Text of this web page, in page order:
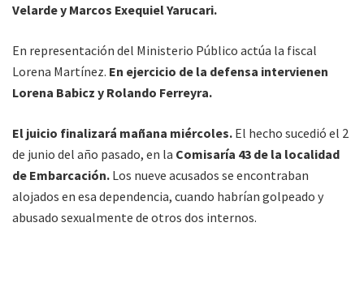
Velarde y Marcos Exequiel Yarucari.
En representación del Ministerio Público actúa la fiscal
Lorena Martínez. En ejercicio de la defensa intervienen
Lorena Babicz y Rolando Ferreyra.
El juicio finalizará mañana miércoles. El hecho sucedió el 2
de junio del año pasado, en la Comisaría 43 de la localidad
de Embarcación. Los nueve acusados se encontraban
alojados en esa dependencia, cuando habrían golpeado y
abusado sexualmente de otros dos internos.